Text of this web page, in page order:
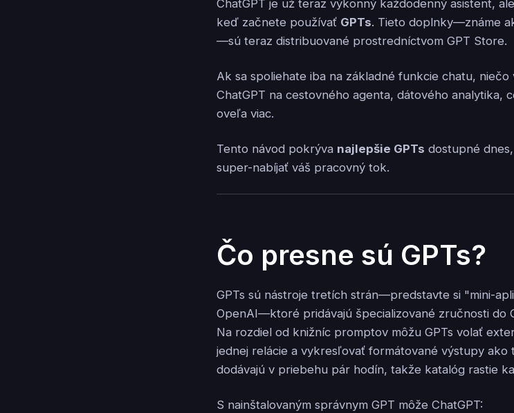
ChatGPT je už teraz výkonný každodenný asistent,
keď začnete používať GPTs. Tieto doplnky—známe
—sú teraz distribuované prostredníctvom GPT Store.
Ak sa spoliehate iba na základné funkcie chatu, niečo
ChatGPT na cestovného agenta, dátového analytika,
oveľa viac.
Tento návod pokrýva najlepšie GPTs dostupné
super-nabíjať váš pracovný tok.
Čo presne sú GPTs?
GPTs sú nástroje tretích strán—predstavte si "mini-
OpenAI—ktoré pridávajú špecializované zručnosti do
Na rozdiel od knižníc promptov môžu GPTs volať
jednej relácie a vykresľovať formátované výstupy ako
dodávajú v priebehu pár hodín, takže katalóg rastie
S nainštalovaným správnym GPT môže ChatGPT: